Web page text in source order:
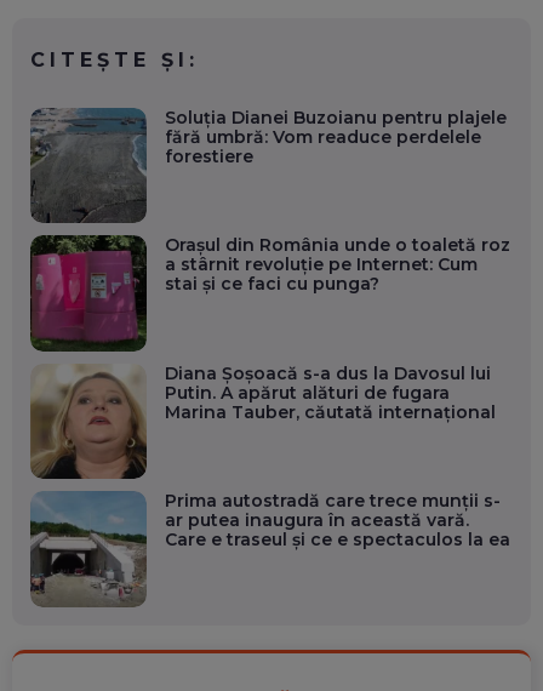
CITEȘTE ȘI:
Soluția Dianei Buzoianu pentru plajele
fără umbră: Vom readuce perdelele
forestiere
Orașul din România unde o toaletă roz
a stârnit revoluție pe Internet: Cum
stai și ce faci cu punga?
Diana Șoșoacă s-a dus la Davosul lui
Putin. A apărut alături de fugara
Marina Tauber, căutată internațional
Prima autostradă care trece munții s-
ar putea inaugura în această vară.
Care e traseul și ce e spectaculos la ea